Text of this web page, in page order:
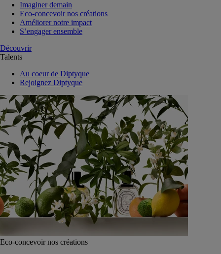
Imaginer demain
Eco-concevoir nos créations
Améliorer notre impact
S’engager ensemble
Découvrir
Talents
Au coeur de Diptyque
Rejoignez Diptyque
Eco-concevoir nos créations